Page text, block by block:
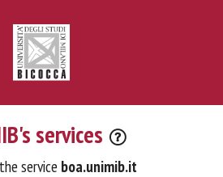
services
serviceboa.unimib.it